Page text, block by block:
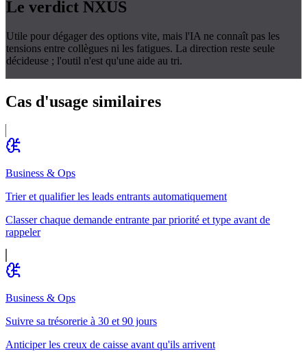
Le verdict NXUS
Utile pour dégager des options vite, mais l'IA ne connaît pas les
tensions entre collègues ni les fatigues. La direction reste seule
décideuse ; l'outil n'est qu'une aide au tri.
Cas d'usage similaires
Business & Ops
Trier et qualifier les leads entrants automatiquement
Classer chaque demande entrante par priorité et type avant de
rappeler
Business & Ops
Suivre sa trésorerie à 30 et 90 jours
Anticiper les creux de caisse avant qu'ils arrivent